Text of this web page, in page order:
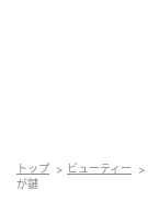
トップ ビューティー
が鍵